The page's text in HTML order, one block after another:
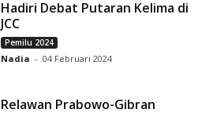
Hadiri Debat Putaran Kelima di
JCC
Pemilu 2024
Nadia - 04 Februari 2024
Relawan Prabowo-Gibran